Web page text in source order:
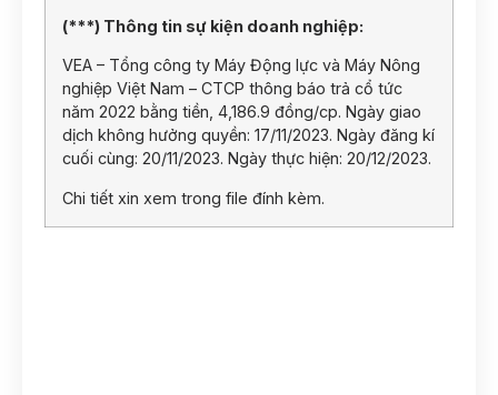
(***) Thông tin sự kiện doanh nghiệp:
VEA – Tổng công ty Máy Động lực và Máy Nông
nghiệp Việt Nam – CTCP thông báo trả cổ tức
năm 2022 bằng tiền, 4,186.9 đồng/cp. Ngày giao
dịch không hưởng quyền: 17/11/2023. Ngày đăng kí
cuối cùng: 20/11/2023. Ngày thực hiện: 20/12/2023.
Chi tiết xin xem trong file đính kèm.